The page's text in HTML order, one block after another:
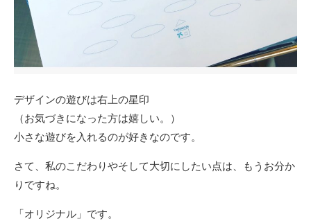
デザインの遊びは右上の星印
（お気づきになった方は嬉しい。）
小さな遊びを入れるのが好きなのです。
さて、私のこだわりやそして大切にしたい点は、もうお分か
りですね。
「オリジナル」です。